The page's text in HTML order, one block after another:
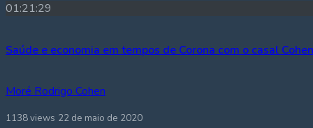
01:21:29
Saúde e economia em tempos de Corona com o casal Cohen
Moré Rodrigo Cohen
1138 views 22 de maio de 2020